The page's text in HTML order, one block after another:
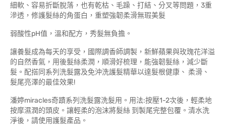
細軟、容易折斷脫落，也有乾枯、毛躁、打結、分叉等問題，3重
滲透，修護髮絲的角蛋白，重塑強韌柔滑無瑕美髮
弱酸性pH值，溫和配方，秀髮無負擔。
讓養髮成為每天的享受，國際調香師調製，新鮮蘋果與玫瑰花洋溢
的自然香氣，用後髮絲柔潤，順滑好梳理，能強韌髮絲，減少斷
髮。配搭同系列洗髮露及免沖洗護髮精華以達髮根健康、 柔滑、
髮尾亮澤的最佳效果!
潘婷miracles奇蹟系列洗髮露洗髮用。用法:按壓1-2次後，輕柔地
按摩濕潤的頭皮。讓輕柔的泡沫將髮絲 到製尾完整包覆。清水洗
淨後，請使用護髮產品。